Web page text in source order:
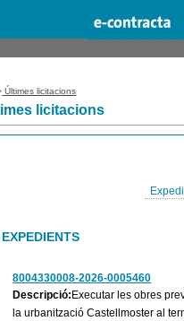
Últimes licitacions
licitacions
EXPEDIENTS
8004330008-2026-0005460
Descripció:Executar les obres
la urbanització Castellmoster al